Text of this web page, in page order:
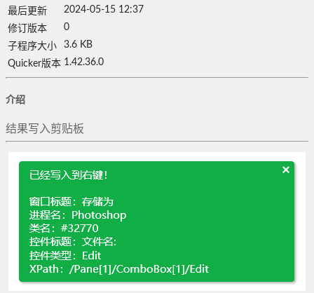
最后更新
2024-05-15 12:37
修订版本
0
子程序大小
3.6 KB
Quicker版本 1.42.36.0
介绍
结果写入剪贴板